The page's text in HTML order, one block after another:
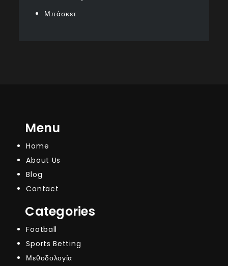
Μπάσκετ
Menu
Home
About Us
Blog
Contact
Categories
Football
Sports Betting
Μεθοδολογία